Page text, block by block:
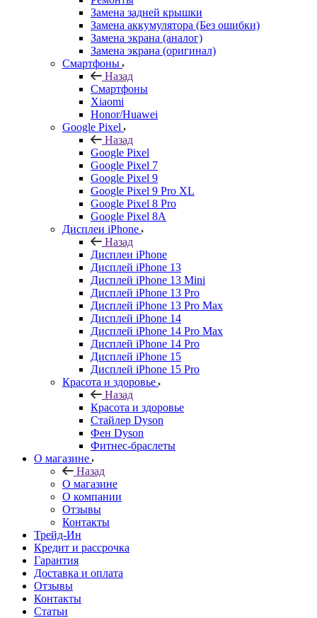
Замена задней крышки
Замена аккумулятора (Без ошибки)
Замена экрана (аналог)
Замена экрана (оригинал)
Смартфоны
Назад
Смартфоны
Xiaomi
Honor/Huawei
Google Pixel
Назад
Google Pixel
Google Pixel 7
Google Pixel 9
Google Pixel 9 Pro XL
Google Pixel 8 Pro
Google Pixel 8A
Дисплеи iPhone
Назад
Дисплеи iPhone
Дисплей iPhone 13
Дисплей iPhone 13 Mini
Дисплей iPhone 13 Pro
Дисплей iPhone 13 Pro Max
Дисплей iPhone 14
Дисплей iPhone 14 Pro Max
Дисплей iPhone 14 Pro
Дисплей iPhone 15
Дисплей iPhone 15 Pro
Красота и здоровье
Назад
Красота и здоровье
Стайлер Dyson
Фен Dyson
Фитнес-браслеты
О магазине
Назад
О магазине
О компании
Отзывы
Контакты
Трейд-Ин
Кредит и рассрочка
Гарантия
Доставка и оплата
Отзывы
Контакты
Статьи